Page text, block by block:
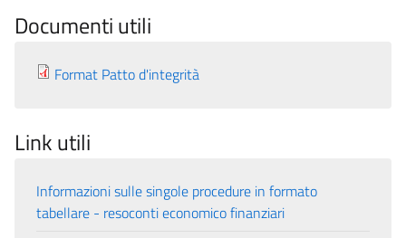
Documenti utili
Format Patto d'integrità
Link utili
Informazioni sulle singole procedure in formato
tabellare - resoconti economico finanziari